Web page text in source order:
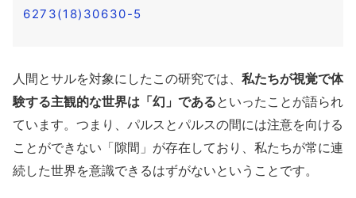
6273(18)30630-5
人間とサルを対象にしたこの研究では、 私たちが視覚で体
験する主観的な世界は「幻」であるといったことが語られ
ています。つまり、パルスとパルスの間には注意を向ける
ことができない「隙間」が存在しており、私たちが常に連
続した世界を意識できるはずがないということです。